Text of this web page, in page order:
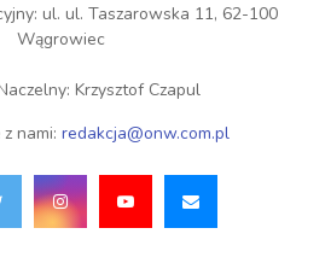
ul. ul. Taszarowska 11, 62-100
Wągrowiec
Krzysztof Czapul
nami: redakcja@onw.com.pl